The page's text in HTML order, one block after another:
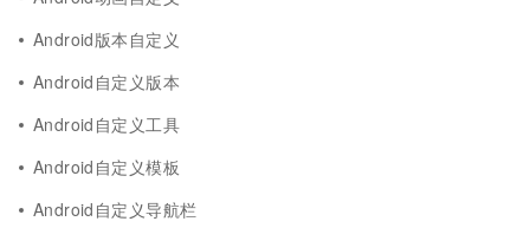
Android版本自定义
Android自定义版本
Android自定义工具
Android自定义模板
Android自定义导航栏